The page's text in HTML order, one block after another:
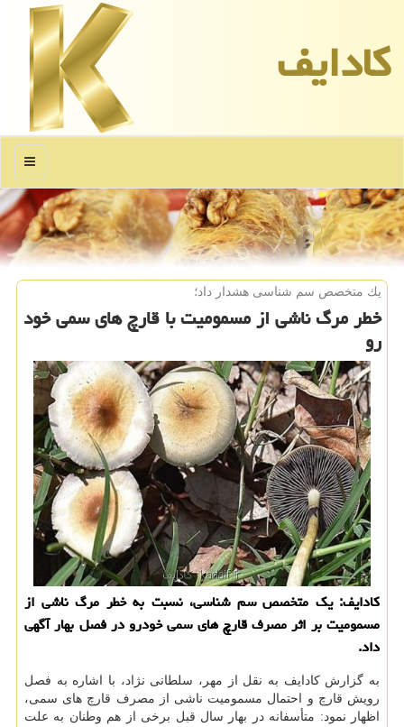
كادایف
منو
یك متخصص سم شناسی هشدار داد؛
خطر مرگ ناشی از مسمومیت با قارچ های سمی خود
رو
كادایف: یك متخصص سم شناسی، نسبت به خطر مرگ ناشی از
مسمومیت بر اثر مصرف قارچ های سمی خودرو در فصل بهار آگهی
داد.
به گزارش كادایف به نقل از مهر، سلطانی نژاد، با اشاره به فصل
رویش قارچ و احتمال مسمومیت ناشی از مصرف قارچ های سمی،
اظهار نمود: متأسفانه در بهار سال قبل برخی از هم وطنان به علت